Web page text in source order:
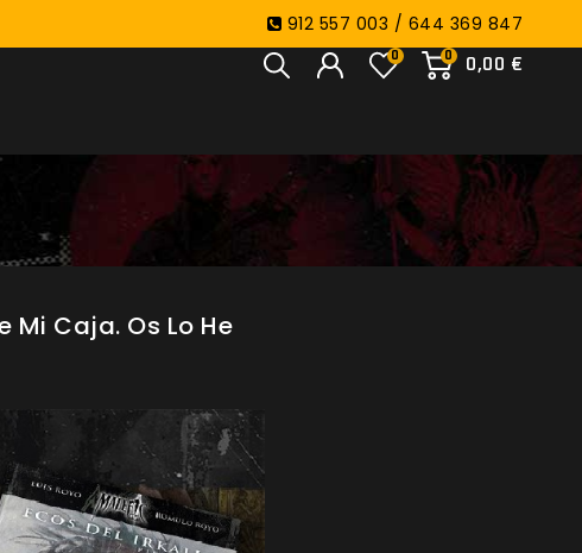
912 557 003 / 644 369 847
0
0,00 €
0
Mi Caja. Os Lo He